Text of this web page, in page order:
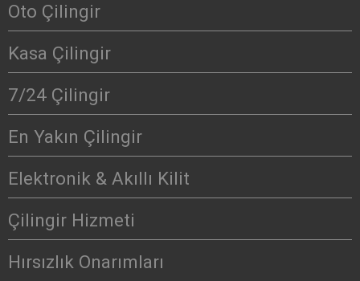
Oto Çilingir
Kasa Çilingir
7/24 Çilingir
En Yakın Çilingir
Elektronik & Akıllı Kilit
Çilingir Hizmeti
Hırsızlık Onarımları